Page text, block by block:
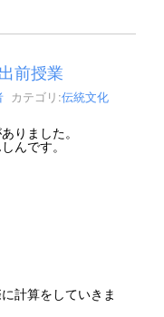
前授業
カテゴリ:伝統文化
りました。
しんです。
計算をしていきま